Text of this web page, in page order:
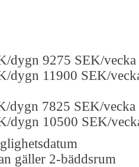
dygn 9275 SEK/vecka
dygn 11900 SEK/
dygn 7825 SEK/vecka
dygn 10500 SEK/
gäller 2-bäddsrum